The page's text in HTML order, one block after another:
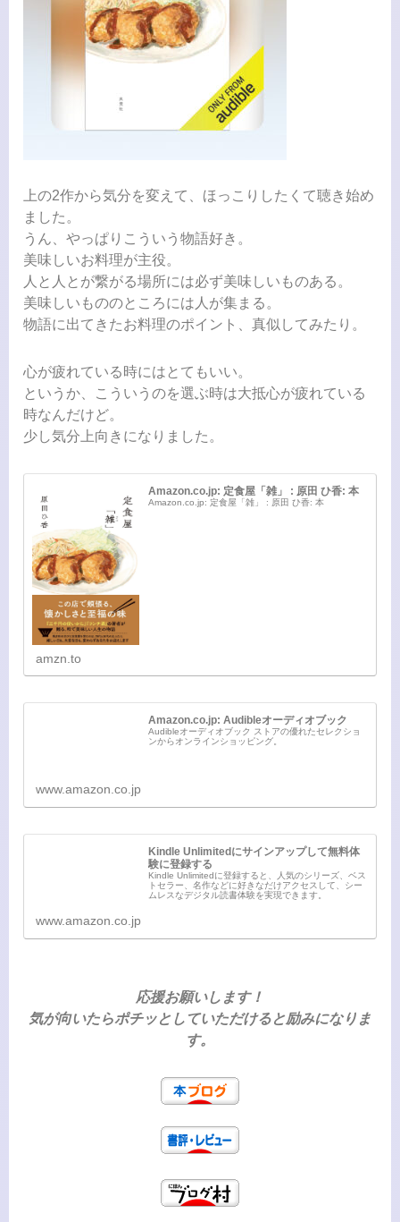
上の2作から気分を変えて、ほっこりしたくて聴き始め
ました。
うん、やっぱりこういう物語好き。
美味しいお料理が主役。
人と人とが繋がる場所には必ず美味しいものある。
美味しいもののところには人が集まる。
物語に出てきたお料理のポイント、真似してみたり。
心が疲れている時にはとてもいい。
というか、こういうのを選ぶ時は大抵心が疲れている
時なんだけど。
少し気分上向きになりました。
Amazon.co.jp: 定食屋「雑」 : 原田 ひ香: 本
Amazon.co.jp: 定食屋「雑」 : 原田 ひ香: 本
amzn.to
Amazon.co.jp: Audibleオーディオブック
Audibleオーディオブック ストアの優れたセレクショ
ンからオンラインショッピング。
www.amazon.co.jp
Kindle Unlimitedにサインアップして無料体
験に登録する
Kindle Unlimitedに登録すると、人気のシリーズ、ベス
トセラー、名作などに好きなだけアクセスして、シー
ムレスなデジタル読書体験を実現できます。
www.amazon.co.jp
応援お願いします！
気が向いたらポチッとしていただけると励みになりま
す。